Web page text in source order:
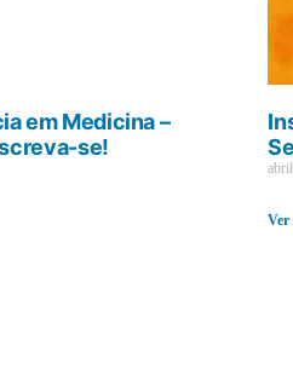
em Medicina –
se!
Ver